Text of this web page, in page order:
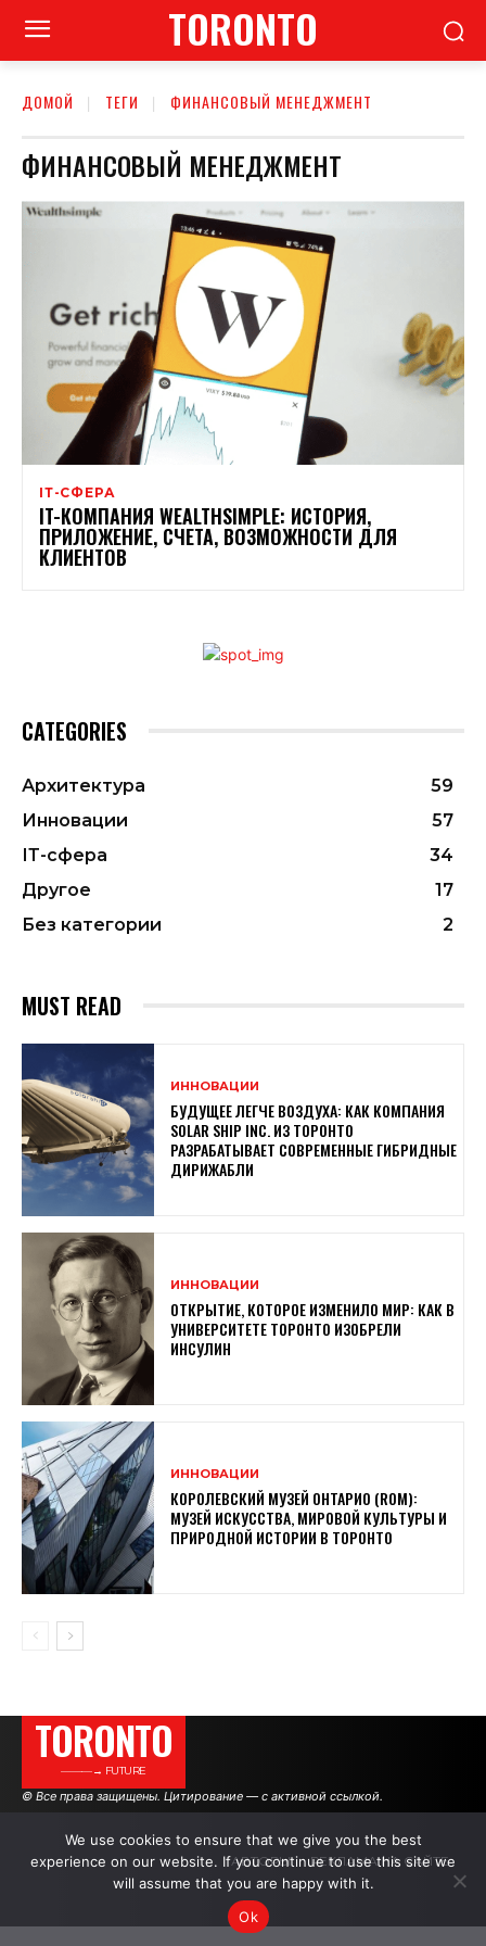
TORONTO
ДОМОЙ ТЕГИ ФИНАНСОВЫЙ МЕНЕДЖМЕНТ
ФИНАНСОВЫЙ МЕНЕДЖМЕНТ
ІТ-СФЕРА
IT-КОМПАНИЯ WEALTHSIMPLE: ИСТОРИЯ,
ПРИЛОЖЕНИЕ, СЧЕТА, ВОЗМОЖНОСТИ ДЛЯ
КЛИЕНТОВ
CATEGORIES
Архитектура
59
Инновации
57
ІТ-сфера
34
Другое
17
Без категории
2
MUST READ
ИННОВАЦИИ
БУДУЩЕЕ ЛЕГЧЕ ВОЗДУХА: КАК КОМПАНИЯ
SOLAR SHIP INC. ИЗ ТОРОНТО
РАЗРАБАТЫВАЕТ СОВРЕМЕННЫЕ ГИБРИДНЫЕ
ДИРИЖАБЛИ
ИННОВАЦИИ
ОТКРЫТИЕ, КОТОРОЕ ИЗМЕНИЛО МИР: КАК В
УНИВЕРСИТЕТЕ ТОРОНТО ИЗОБРЕЛИ
ИНСУЛИН
ИННОВАЦИИ
КОРОЛЕВСКИЙ МУЗЕЙ ОНТАРИО (ROM):
МУЗЕЙ ИСКУССТВА, МИРОВОЙ КУЛЬТУРЫ И
ПРИРОДНОЙ ИСТОРИИ В ТОРОНТО
TORONTO
———→ FUTURE
© Все права защищены. Цитирование — с активной ссылкой.
АВТОРЫ РЕКЛАМА НА САЙТЕ
We use cookies to ensure that we give you the best
experience on our website. If you continue to use this site we
will assume that you are happy with it.
Ok